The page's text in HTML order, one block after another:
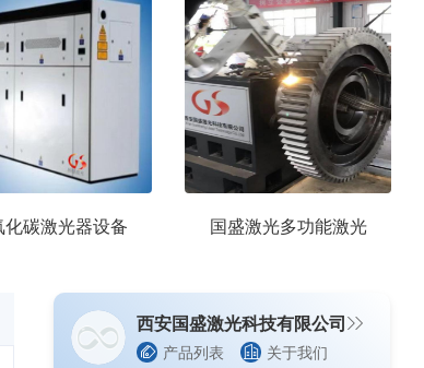
化碳激光器设备 国盛激光多功能激光
西安国盛激光科技有限公司
产品列表 关于我们